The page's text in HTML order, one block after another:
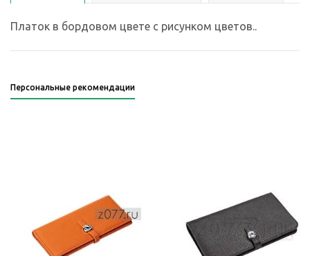
Платок в бордовом цвете с рисунком цветов..
Персональные рекомендации